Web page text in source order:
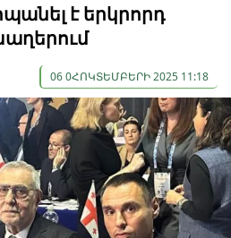
է երկրորդ
06 0ՀՈԿՏԵՄԲԵՐԻ 2025 11:18